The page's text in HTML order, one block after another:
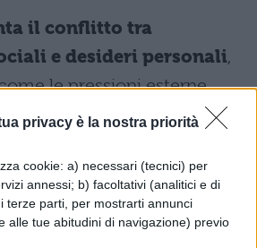
privacy è la nostra priorità
cookie: a) necessari (tecnici) per
annessi; b) facoltativi (analitici e di
terze parti, per mostrarti annunci
alle tue abitudini di navigazione) previo
il conflitto tra
e desideri personali,
le pressioni esterne
condizionino le scelte
fantasia di liberarsi dai
seguire finalmente la